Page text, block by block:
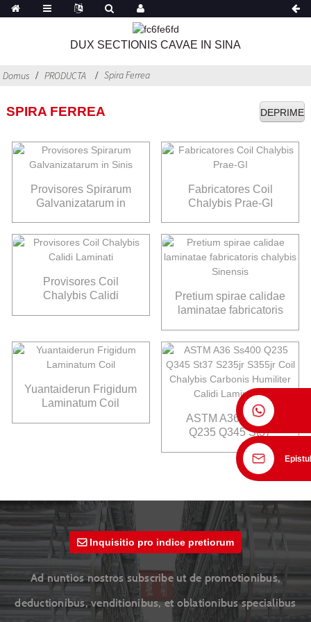
DUX SECTIONIS CAVAE IN SINA
Domus PRODUCTA Spira Ferrea
SPIRA FERREA DEPRIME
Provisores Spirarum
Galvanizatarum in
Fabricatores Coil
Chalybis Prae-GI
Provisores Coil
Chalybis Calidi
Pretium spirae calidae
laminatae fabricatoris
Yuantaiderun Frigidum
Laminatum Coil
ASTM A36 Ss400
Q235 Q345 St37
S235jr S355jr Coil
Chalybis Carbonis
Humiliter Calidi
Inquisitio pro indice pretiorum
Ad nuntios nostros subscribe ut de promotionibus,
deductionibus, venditionibus, et oblationibus specialibus